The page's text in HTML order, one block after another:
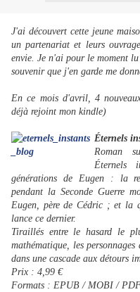
J'ai découvert cette jeune
un partenariat et leurs
envie. Je n'ai pour le moment
souvenir que j'en garde me
En ce mois d'avril, 4
déjà rejoint mon kindle)
Éternels
Roman
Éternels
générations de Eugen : la
pendant la Seconde Guerre
Eugen, père de Cédric ; et la
lance ce dernier.
Tiraillés entre le hasard le
mathématique, les
dans une cascade aux détours
Prix : 4,99 €
Formats : EPUB / MOBI /